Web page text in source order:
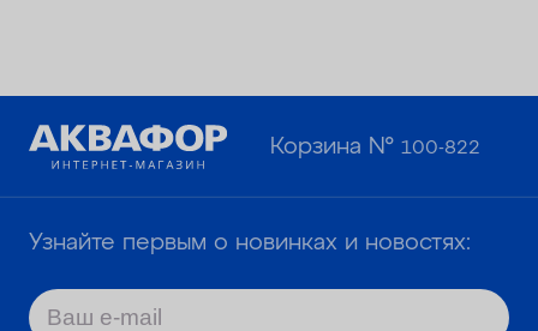
Корзина №100-822
Узнайте первым о новинках и новостях: